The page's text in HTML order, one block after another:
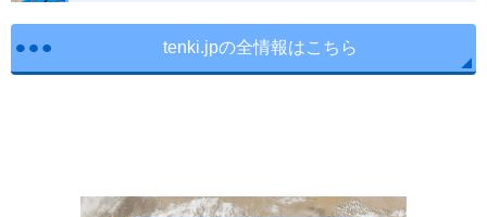
tenki.jpの全情報はこちら